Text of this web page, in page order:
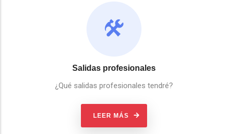
Salidas profesionales
¿Qué salidas profesionales tendré?
LEER MÁS